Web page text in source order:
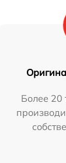
Более 20